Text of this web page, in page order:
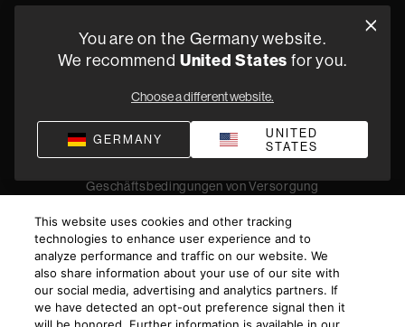
+49 (0) 2157 1373705
DatenschutzVerkaufsbedingungenImpressumCompliance
Geschäftsbedingungen von Versorgung
© 2026 Harman International Industries, Incorporated. All
rights reserved.
You are on the Germany website.
We recommend United States for you.
Choose a different website.
GERMANY
UNITED
STATES
This website uses cookies and other tracking
technologies to enhance user experience and to
analyze performance and traffic on our website. We
also share information about your use of our site with
our social media, advertising and analytics partners. If
we have detected an opt-out preference signal then it